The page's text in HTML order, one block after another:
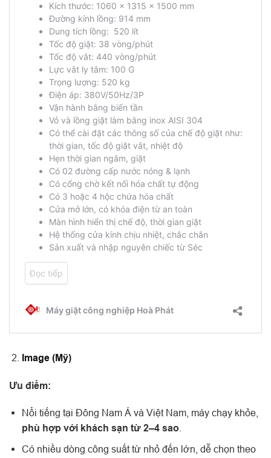
Image (Mỹ)
Ưu điểm:
Nổi tiếng tại Đông Nam Á và Việt Nam, máy chạy khỏe,
phù hợp với khách sạn từ 2–4 sao.
Có nhiều dòng công suất từ nhỏ đến lớn, dễ chọn theo